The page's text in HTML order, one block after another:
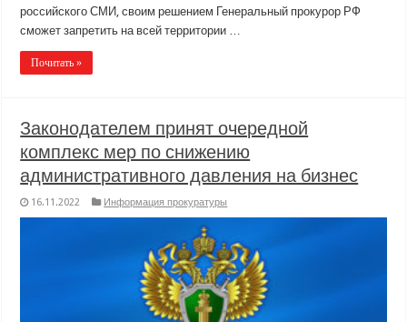
российского СМИ, своим решением Генеральный прокурор РФ
сможет запретить на всей территории …
Почитать »
Законодателем принят очередной
комплекс мер по снижению
административного давления на бизнес
16.11.2022 Информация прокуратуры